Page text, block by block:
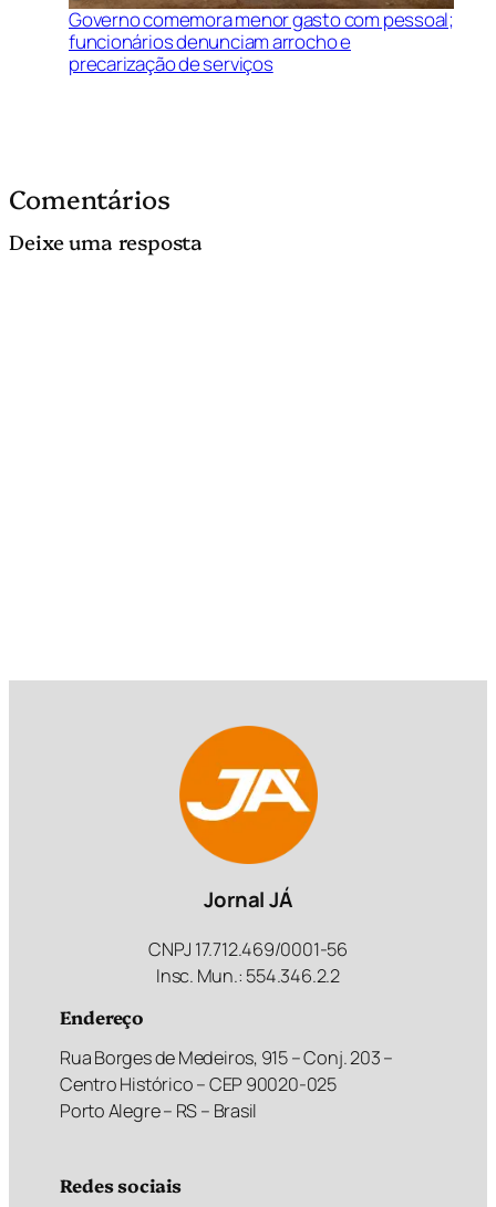
Governo comemora menor gasto com pessoal;
funcionários denunciam arrocho e
precarização de serviços
Comentários
Deixe uma resposta
Jornal JÁ
CNPJ 17.712.469/0001-56
Insc. Mun.: 554.346.2.2
Endereço
Rua Borges de Medeiros, 915 – Conj. 203 –
Centro Histórico – CEP 90020-025
Porto Alegre – RS – Brasil
Redes sociais